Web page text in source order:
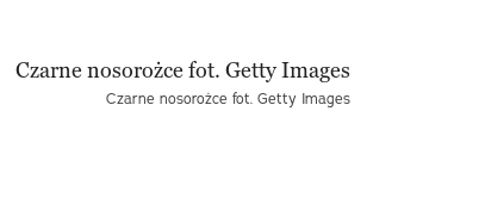
Czarne nosorożce fot. Getty Images